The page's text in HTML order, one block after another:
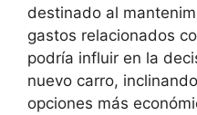
destinado al
gastos relacionados
podría influir en la
nuevo carro,
opciones más